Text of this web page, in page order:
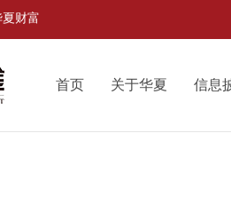
夏财富
首页 关于华夏 信息